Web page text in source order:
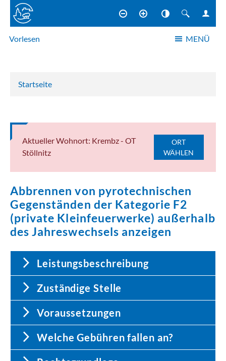
Vorlesen MENÜ
NAVIGATION
Startseite
Aktueller Wohnort: Krembz - OT
Stöllnitz
ORT
WÄHLEN
Abbrennen von pyrotechnischen
Gegenständen der Kategorie F2
(private Kleinfeuerwerke) außerhalb
des Jahreswechsels anzeigen
Leistungsbeschreibung
Zuständige Stelle
Voraussetzungen
Welche Gebühren fallen an?